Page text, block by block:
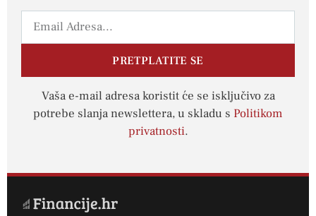
PRETPLATITE SE
Vaša e-mail adresa koristit će se isključivo za
potrebe slanja newslettera, u skladu s Politikom
privatnosti.